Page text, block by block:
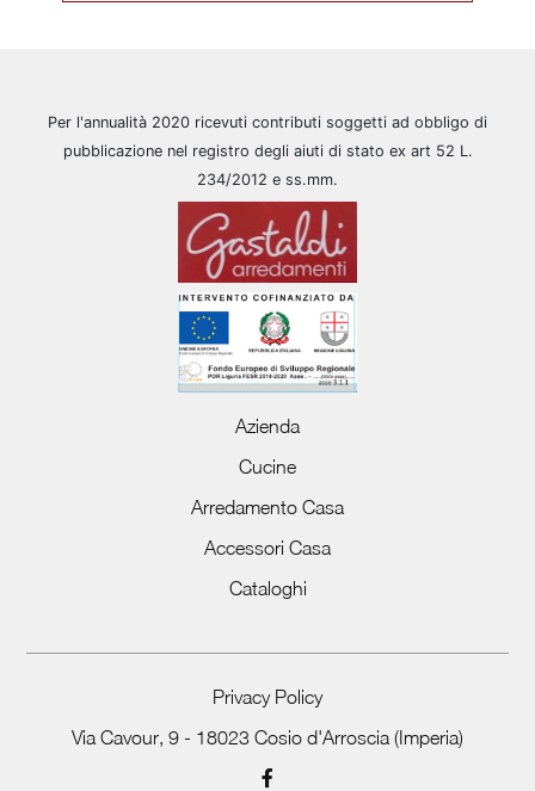
Per l'annualità 2020 ricevuti contributi soggetti ad obbligo di
pubblicazione nel registro degli aiuti di stato ex art 52 L.
234/2012 e ss.mm.
Azienda
Cucine
Arredamento Casa
Accessori Casa
Cataloghi
Privacy Policy
Via Cavour, 9 - 18023 Cosio d'Arroscia (Imperia)